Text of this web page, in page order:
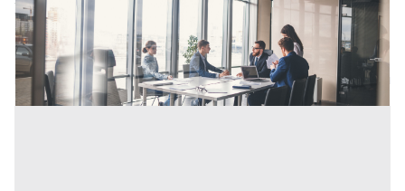
In caso di crisi d'impresa, la forma societaria scelta dal
soggetto imprenditoriale può avere un impatto
significativo sulla risoluzione del problema. [...]